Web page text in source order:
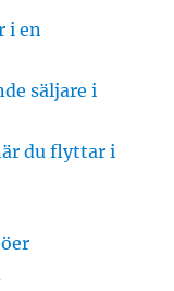
i en
säljare i
du flyttar i